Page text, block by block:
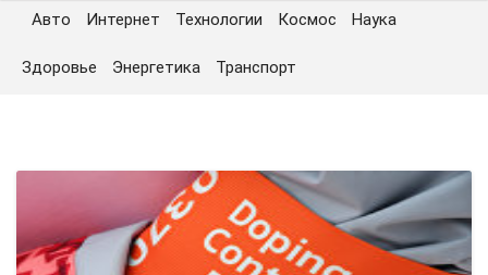
ГЛАВНАЯ
СЕГОДНЯ
КУЛЬТУРА
Авто Интернет Технологии Космос Наука
Здоровье Энергетика Транспорт